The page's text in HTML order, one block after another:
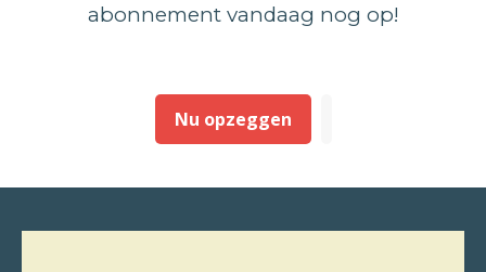
abonnement vandaag nog op!
Nu opzeggen